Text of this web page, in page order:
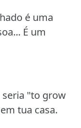
é uma
É um
seria "to grow
tua casa.